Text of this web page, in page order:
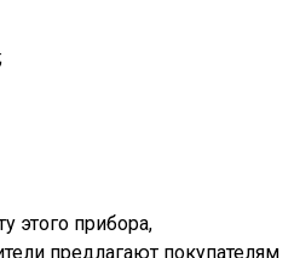
этого прибора,
предлагают покупателям